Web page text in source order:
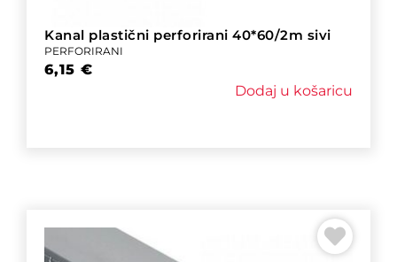
Kanal plastični perforirani 40*60/2m sivi
PERFORIRANI
6,15 €
Dodaj u košaricu